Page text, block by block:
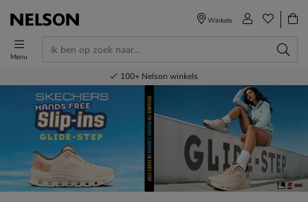
Menu
Winkels
Voor 23.00u besteld,volgende dag in huis
Gratisverzending en retour
Bestel nu,betaal later
100+ Nelson winkels